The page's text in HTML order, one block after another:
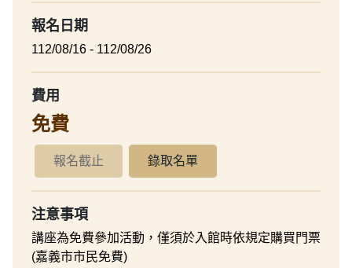
報名日期
112/08/16 - 112/08/26
費用
免費
報名截止 錄取名單
注意事項
講座為免費參加活動，僅須於入館時依規定購買門票
(嘉義市市民免費)